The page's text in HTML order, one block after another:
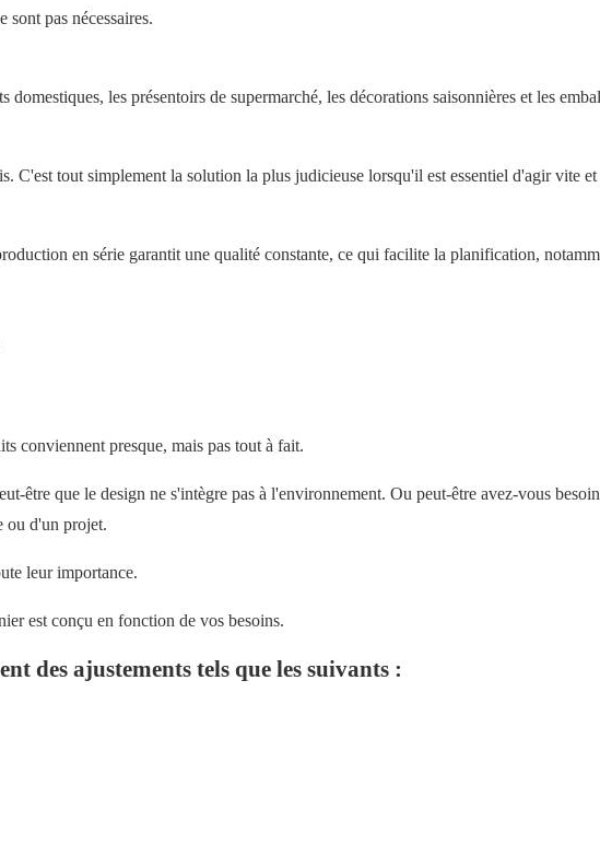
pas nécessaires.
les présentoirs de supermarché, les décorations saisonnières et les
C'est tout simplement la solution la plus judicieuse lorsqu'il est essentiel d'agir vite
en série garantit une qualité constante, ce qui facilite la planification,
conviennent presque, mais pas tout à fait.
être que le design ne s'intègre pas à l'environnement. Ou peut-être avez-vous
ou d'un projet.
leur importance.
est conçu en fonction de vos besoins.
des ajustements tels que les suivants :